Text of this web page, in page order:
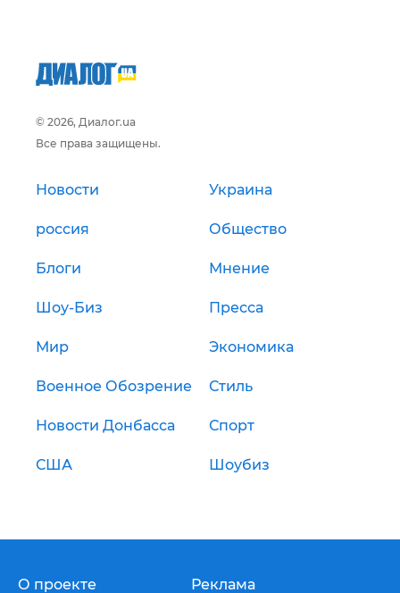
© 2026, Диалог.ua
Все права защищены.
Новости Украина
россия Общество
Блоги Мнение
Шоу-Биз Пресса
Мир Экономика
Военное Обозрение Стиль
Новости Донбасса Спорт
США Шоубиз
О проекте Реклама